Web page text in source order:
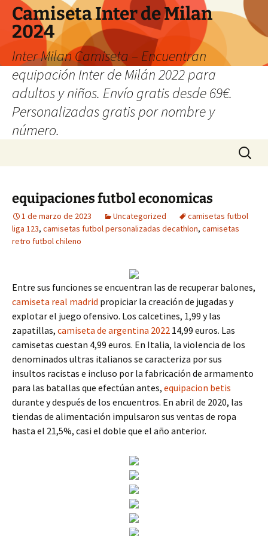
Camiseta Inter de Milan
2024
Inter Milan Camiseta – Encuentran
equipación Inter de Milán 2022 para
adultos y niños. Envío gratis desde 69€.
Personalizadas gratis por nombre y
número.
Buscar:
equipaciones futbol economicas
1 de marzo de 2023 Uncategorized
camisetas futbol
liga 123, camisetas futbol personalizadas decathlon, camisetas
retro futbol chileno
Entre sus funciones se encuentran las de recuperar balones,
camiseta real madrid propiciar la creación de jugadas y
explotar el juego ofensivo. Los calcetines, 1,99 y las
zapatillas, camiseta de argentina 2022 14,99 euros. Las
camisetas cuestan 4,99 euros. En Italia, la violencia de los
denominados ultras italianos se caracteriza por sus
insultos racistas e incluso por la fabricación de armamento
para las batallas que efectúan antes, equipacion betis
durante y después de los encuentros. En abril de 2020, las
tiendas de alimentación impulsaron sus ventas de ropa
hasta el 21,5%, casi el doble que el año anterior.